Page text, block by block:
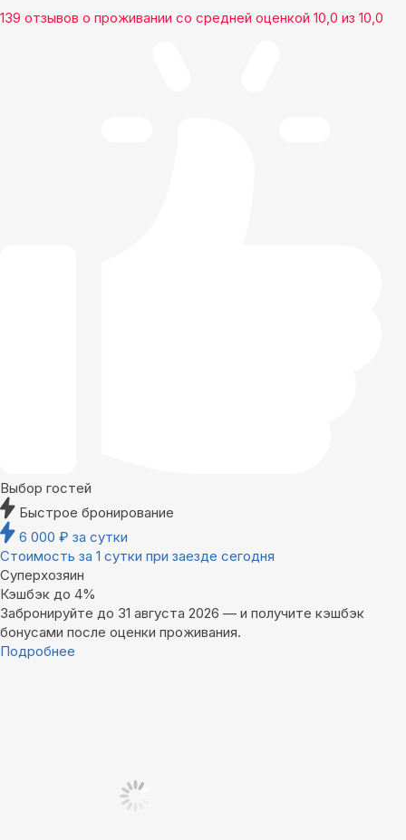
139 отзывов о проживании со средней оценкой 10,0 из 10,0
Выбор гостей
Быстрое бронирование
6 000 ₽ за сутки
Стоимость за 1 сутки при заезде сегодня
Суперхозяин
Кэшбэк до 4%
Забронируйте до 31 августа 2026 — и получите кэшбэк
бонусами после оценки проживания.
Подробнее